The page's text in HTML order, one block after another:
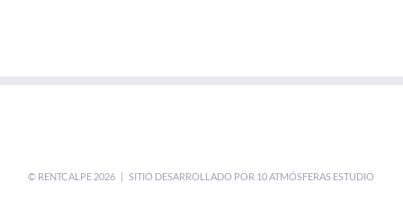
© RENTCALPE 2026 | SITIO DESARROLLADO POR 10 ATMÓSFERAS ESTUDIO